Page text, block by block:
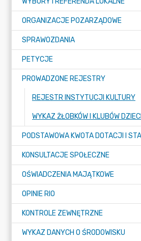
ORGANIZACJE POZARZĄDOWE
SPRAWOZDANIA
PETYCJE
PROWADZONE REJESTRY
REJESTR INSTYTUCJI KULTURY
KONSULTACJE SPOŁECZNE
OŚWIADCZENIA MAJĄTKOWE
OPINIE RIO
KONTROLE ZEWNĘTRZNE
WYKAZ DANYCH O ŚRODOWISKU